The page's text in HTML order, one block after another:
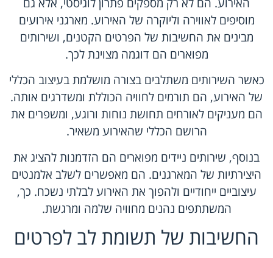
מוסיפים לאווירה וליוקרה של האירוע. מארגני אירועים
מבינים את החשיבות של הפרטים הקטנים, ושירותים
מפוארים הם דוגמה מצוינת לכך.
כאשר השירותים משתלבים בצורה מושלמת בעיצוב הכללי
של האירוע, הם תורמים לחוויה הכוללת ומשדרגים אותה.
הם מעניקים לאורחים תחושת נוחות ורוגע, ומשפרים את
הרושם הכללי שהאירוע משאיר.
בנוסף, שירותים ניידים מפוארים הם הזדמנות להציג את
היצירתיות של המארגנים. הם מאפשרים לשלב אלמנטים
עיצוביים ייחודיים ולהפוך את האירוע לבלתי נשכח. כך,
המשתתפים נהנים מחוויה שלמה ומרגשת.
החשיבות של תשומת לב לפרטים